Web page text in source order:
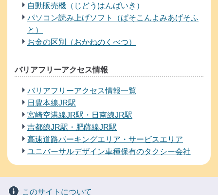
自動販売機（じどうはんばいき）
パソコン読み上げソフト（ぱそこんよみあげそふ
と）
お金の区別（おかねのくべつ）
バリアフリーアクセス情報
バリアフリーアクセス情報一覧
日豊本線JR駅
宮崎空港線JR駅・日南線JR駅
吉都線JR駅・肥薩線JR駅
高速道路パーキングエリア・サービスエリア
ユニバーサルデザイン車種保有のタクシー会社
このサイトについて